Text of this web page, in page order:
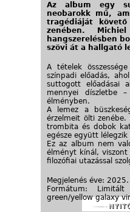
Az album egy
neobarokk mű,
tragédiáját
zenében.
hangszerelésben
szövi át a hallgató
A tételek
színpadi előadás,
suttogott előadásai
mennyei díszletbe
élményben.
A lemez a
érzelmeit ölti zenébe.
trombita és dobok
egésze együtt
Ez az album nem
élményt kínál,
filozófiai utazással
Megjelenés éve:
Formátum:
green/yellow galaxy